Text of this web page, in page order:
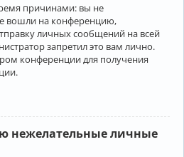
причинами: вы не
вошли на конференцию,
личных сообщений на всей
запретил это вам лично.
конференции для получения
нежелательные личные